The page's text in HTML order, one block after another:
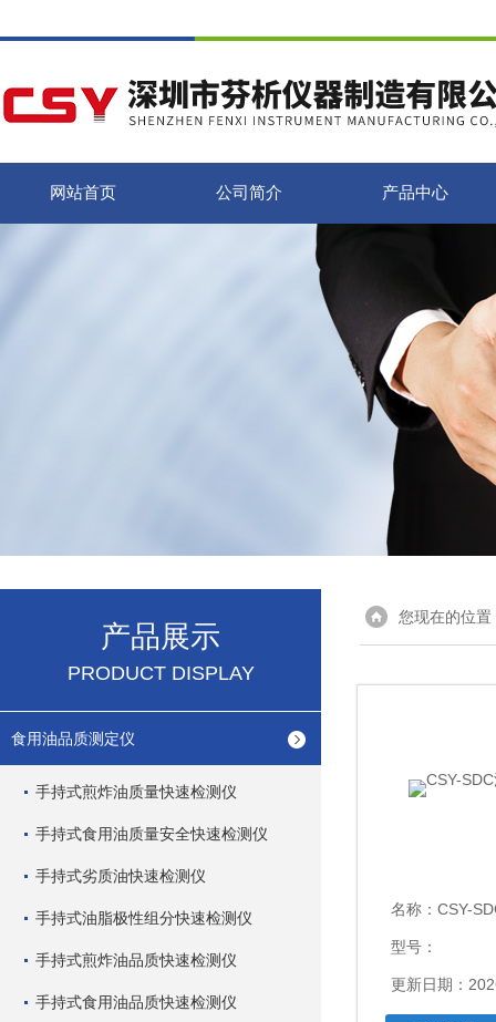
网站首页 公司简介 产品中心
产品展示
PRODUCT DISPLAY
食用油品质测定仪
手持式煎炸油质量快速检测仪
手持式食用油质量安全快速检测仪
手持式劣质油快速检测仪
手持式油脂极性组分快速检测仪
手持式煎炸油品质快速检测仪
手持式食用油品质快速检测仪
您现在的位置
名称： CSY-
型号：
更新日期：